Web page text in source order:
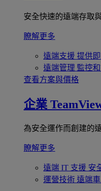
安全快速的遠端存取
瞭解更多
遠端支援 提供
遠端管理 監控
查看方案與價格
企業
為安全運作而創建的
瞭解更多
遠端 IT 支援 安
運營技術 遠端